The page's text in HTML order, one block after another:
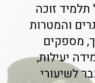
זוכה
והמטרות
מספקים
יעילות,
לשיעורי